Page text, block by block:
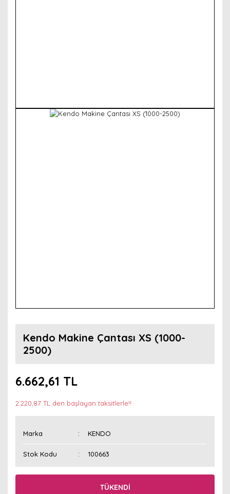
Kendo Makine Çantası XS (1000-
2500)
6.662,61 TL
2.220,87 TL den başlayan taksitlerle!!
Marka KENDO
Stok Kodu 100663
TÜKENDİ